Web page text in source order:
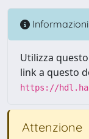
Informazioni
Utilizza
link a questo
https://
Attenzione